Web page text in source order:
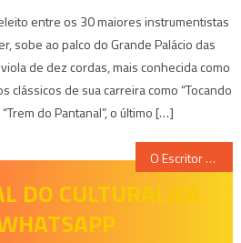
entre os 30 maiores instrumentistas
sobe ao palco do Grande Palácio das
de dez cordas, mais conhecida como
de sua carreira como “Tocando
“Trem do Pantanal”, o último […]
O Escritor Gustavo Ferreira Lança seu Livro BHZombie na Leitura do Pátio Savassi
DO CULTURALIZA